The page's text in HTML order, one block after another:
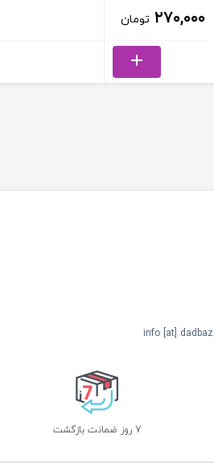
۲۷۰,۰۰۰ تومان
info [at]
7 روز ضمانت بازگشت